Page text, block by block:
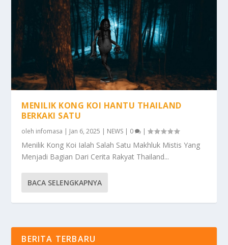
MENILIK KONG KOI HANTU THAILAND
BERKAKI SATU
oleh infomasa | Jan 6, 2025 | NEWS | 0 |
Menilik Kong Koi Ialah Salah Satu Makhluk Mistis Yang
Menjadi Bagian Dari Cerita Rakyat Thailand...
BACA SELENGKAPNYA
BERITA TERBARU